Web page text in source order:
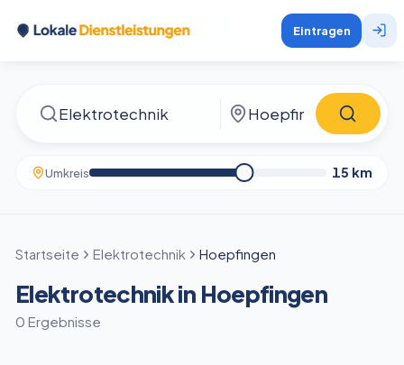
Eintragen
Umkreis 15 km
Startseite Elektrotechnik Hoepfingen
Elektrotechnik in Hoepfingen
0 Ergebnisse